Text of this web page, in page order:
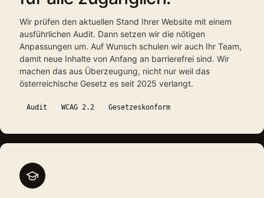
Wir prüfen den aktuellen Stand Ihrer Website mit einem
ausführlichen Audit. Dann setzen wir die nötigen
Anpassungen um. Auf Wunsch schulen wir auch Ihr Team,
damit neue Inhalte von Anfang an barrierefrei sind. Wir
machen das aus Überzeugung, nicht nur weil das
österreichische Gesetz es seit 2025 verlangt.
Audit WCAG 2.2 Gesetzeskonform